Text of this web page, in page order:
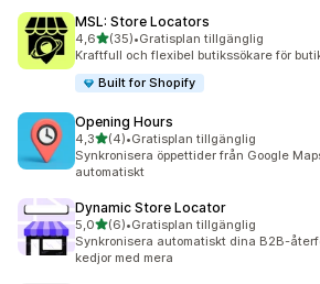
MSL: Store Locators
4,6av 5 stjärnor
(35)
35 recensioner totalt
•Gratisplan tillgänglig
Kraftfull och flexibel butikssökare för
Built for Shopify
Opening Hours
4,3av 5 stjärnor
(4)
4 recensioner totalt
•Gratisplan tillgänglig
Synkronisera öppettider från Google
automatiskt
Dynamic Store Locator
5,0av 5 stjärnor
(6)
6 recensioner totalt
•Gratisplan tillgänglig
Synkronisera automatiskt dina B2B-
kedjor med mera